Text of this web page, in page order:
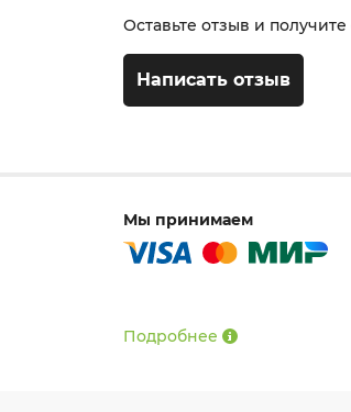
Оставьте отзыв и получите
Написать отзыв
Мы принимаем
Подробнее